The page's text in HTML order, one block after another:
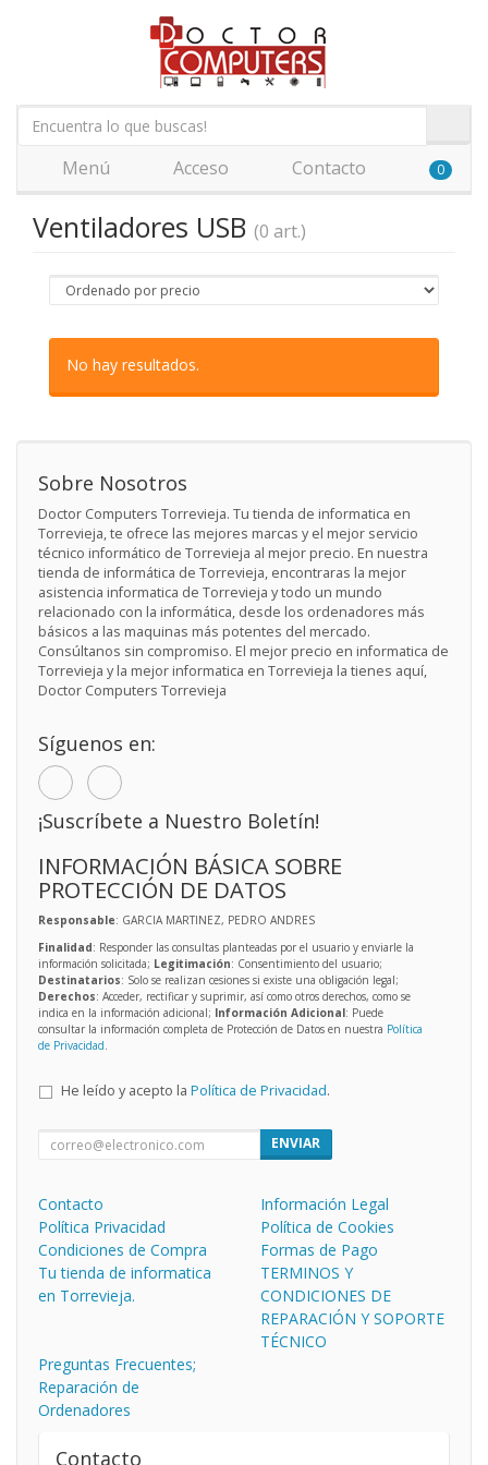
Menú Acceso Contacto 0
Ventiladores USB (0 art.)
No hay resultados.
Sobre Nosotros
Doctor Computers Torrevieja. Tu tienda de informatica en
Torrevieja, te ofrece las mejores marcas y el mejor servicio
técnico informático de Torrevieja al mejor precio. En nuestra
tienda de informática de Torrevieja, encontraras la mejor
asistencia informatica de Torrevieja y todo un mundo
relacionado con la informática, desde los ordenadores más
básicos a las maquinas más potentes del mercado.
Consúltanos sin compromiso. El mejor precio en informatica de
Torrevieja y la mejor informatica en Torrevieja la tienes aquí,
Doctor Computers Torrevieja
Síguenos en:
¡Suscríbete a Nuestro Boletín!
INFORMACIÓN BÁSICA SOBRE
PROTECCIÓN DE DATOS
Responsable: GARCIA MARTINEZ, PEDRO ANDRES
Finalidad: Responder las consultas planteadas por el usuario y enviarle la
información solicitada; Legitimación: Consentimiento del usuario;
Destinatarios: Solo se realizan cesiones si existe una obligación legal;
Derechos: Acceder, rectificar y suprimir, así como otros derechos, como se
indica en la información adicional; Información Adicional: Puede
consultar la información completa de Protección de Datos en nuestra Política
de Privacidad.
He leído y acepto la Política de Privacidad.
ENVIAR
Contacto
Información Legal
Política Privacidad
Política de Cookies
Condiciones de Compra
Formas de Pago
Tu tienda de informatica
en Torrevieja.
TERMINOS Y
CONDICIONES DE
REPARACIÓN Y SOPORTE
TÉCNICO
Preguntas Frecuentes;
Reparación de
Ordenadores
Contacto